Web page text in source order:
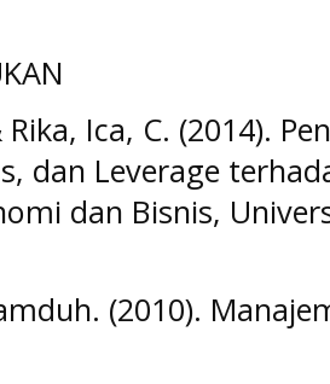
Rika, Ica, C. (2014).
dan Leverage
dan Bisnis,
(2010).